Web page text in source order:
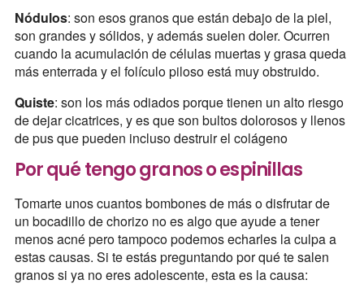
Nódulos: son esos granos que están debajo de la piel,
son grandes y sólidos, y además suelen doler. Ocurren
cuando la acumulación de células muertas y grasa queda
más enterrada y el folículo piloso está muy obstruido.
Quiste: son los más odiados porque tienen un alto riesgo
de dejar cicatrices, y es que son bultos dolorosos y llenos
de pus que pueden incluso destruir el colágeno
Por qué tengo granos o espinillas
Tomarte unos cuantos bombones de más o disfrutar de
un bocadillo de chorizo no es algo que ayude a tener
menos acné pero tampoco podemos echarles la culpa a
estas causas. Si te estás preguntando por qué te salen
granos si ya no eres adolescente, esta es la causa: